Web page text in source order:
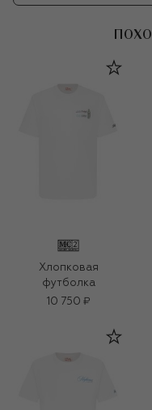
Хлопковая
футболка
10 750 ₽